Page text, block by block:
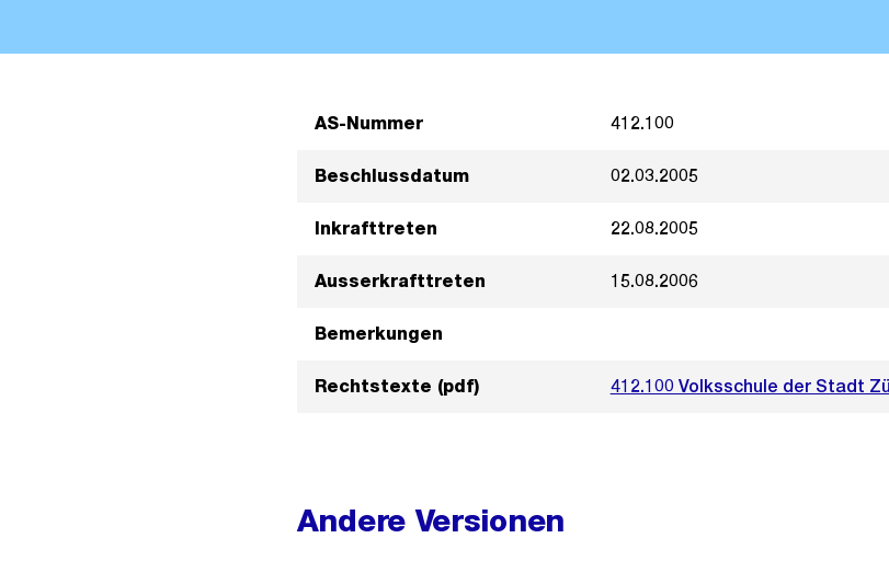
AS-Nummer 412.100
Beschlussdatum 02.03.2005
Inkrafttreten 22.08.2005
Ausserkrafttreten 15.08.2006
Bemerkungen
Rechtstexte (pdf) 412.100 Volksschule der Stadt
Andere Versionen